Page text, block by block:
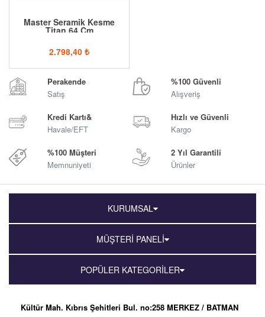
Master Seramik Kesme
Titan 64 Cm
2.798,40 ₺
Perakende
Satış
%100 Güvenli
Alışveriş
Kredi Kartı&
Havale/EFT
Hızlı ve Güvenli
Kargo
%100 Müşteri
Memnuniyeti
2 Yıl Garantili
Ürünler
KURUMSAL
MÜŞTERİ PANELİ
POPÜLER KATEGORİLER
Kültür Mah. Kıbrıs Şehitleri Bul. no:258 MERKEZ / BATMAN